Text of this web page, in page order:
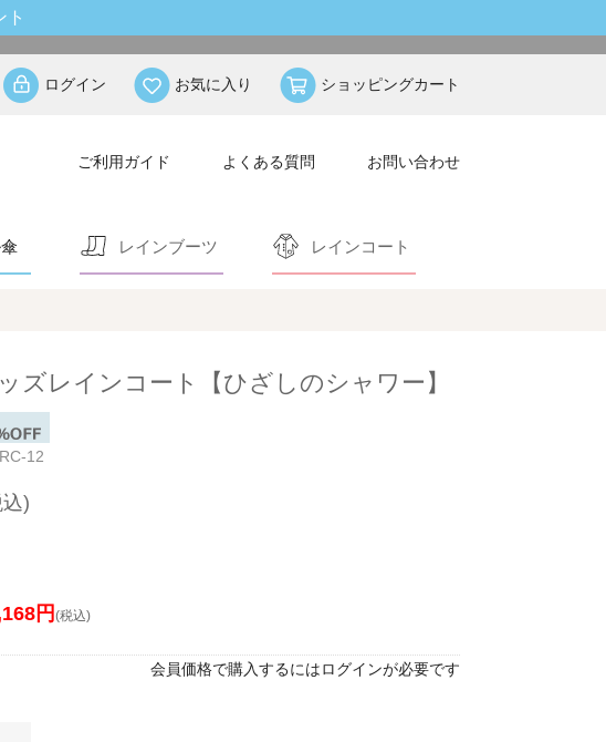
ト
ログイン お気に入り ショッピングカート
ご利用ガイド よくある質問 お問い合わせ
レインブーツ レインコート
ズレインコート【ひざしのシャワー】
12
)
円 (税込)
会員価格で購入するにはログインが必要です